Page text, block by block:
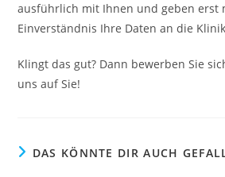
ausführlich mit Ihnen und geben erst
Einverständnis Ihre Daten an die
Klingt das gut? Dann bewerben Sie
uns auf Sie!
DAS KÖNNTE DIR AUCH